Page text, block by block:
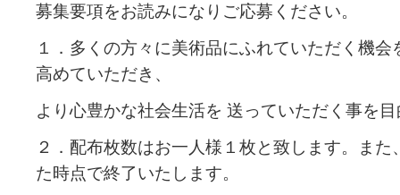
募集要項をお読みになりご応募ください。
１．多くの方々に美術品にふれていただく機
高めていただき、
より心豊かな社会生活を 送っていただく事を
２．配布枚数はお一人様１枚と致します。ま
た時点で終了いたします。